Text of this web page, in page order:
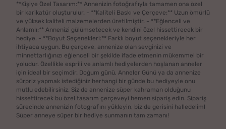
**Kişiye Özel Tasarım:** Annenizin fotoğrafıyla tamamen ona özel
bir karikatür oluşturulur. - **Kaliteli Baskı ve Çerçeve:** Uzun ömürlü
ve yüksek kaliteli malzemelerden üretilmiştir. - **Eğlenceli ve
Anlamlı:** Annenizi gülümsetecek ve kendini özel hissettirecek bir
hediye. - **Boyut Seçenekleri:** Farklı boyut seçenekleriyle her
ihtiyaca uygun. Bu çerçeve, annenize olan sevginizi ve
minnettarlığınızı eğlenceli bir şekilde ifade etmenin mükemmel bir
yoludur. Özellikle esprili ve anlamlı hediyelerden hoşlanan anneler
için ideal bir seçimdir. Doğum günü, Anneler Günü ya da annenize
sürpriz yapmak istediğiniz herhangi bir günde bu hediyeyle onu
mutlu edebilirsiniz. Siz de annenize süper kahraman olduğunu
hissettirecek bu özel tasarım çerçeveyi hemen sipariş edin. Sipariş
sürecinde annenizin fotoğrafını yükleyin, biz de gerisini halledelim!
Süper anneye süper bir hediye sunmanın tam zamanı!